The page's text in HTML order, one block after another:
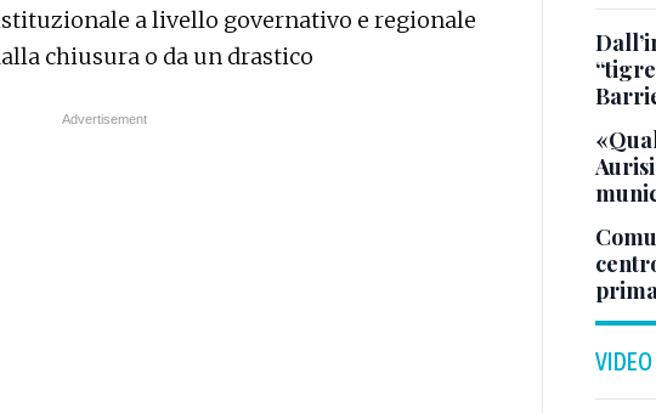
a livello governativo e regionale
chiusura o da un drastico
VIDEO